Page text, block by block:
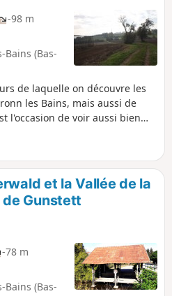
-98 m
(Bas-
de laquelle on découvre les
les Bains, mais aussi de
l'occasion de voir aussi bien
et la Vallée de la
de Gunstett
-78 m
(Bas-